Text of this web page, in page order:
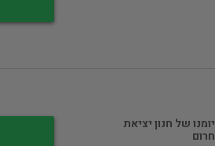
יומנו של חנון יציאת
חרום